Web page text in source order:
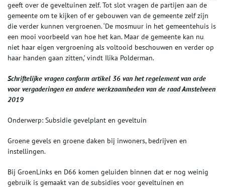
geeft over de geveltuinen zelf. Tot slot vragen de partijen aan de
gemeente om te kijken of er gebouwen van de gemeente zelf zijn
die verder kunnen vergroenen. ‘De mosmuur in het gemeentehuis is
een mooi voorbeeld van hoe het kan. Maar de gemeente kan nu
niet haar eigen vergroening als voltooid beschouwen en verder op
haar handen gaan zitten,’ vindt Ilika Polderman.
Schriftelijke vragen conform artikel 36 van het regelement van orde
voor vergaderingen en andere werkzaamheden van de raad Amstelveen
2019
Onderwerp: Subsidie gevelplant en geveltuin
Groene gevels en groene daken bij inwoners, bedrijven en
instellingen.
Bij GroenLinks en D66 komen geluiden binnen dat er nog weinig
gebruik is gemaakt van de subsidies voor geveltuinen en